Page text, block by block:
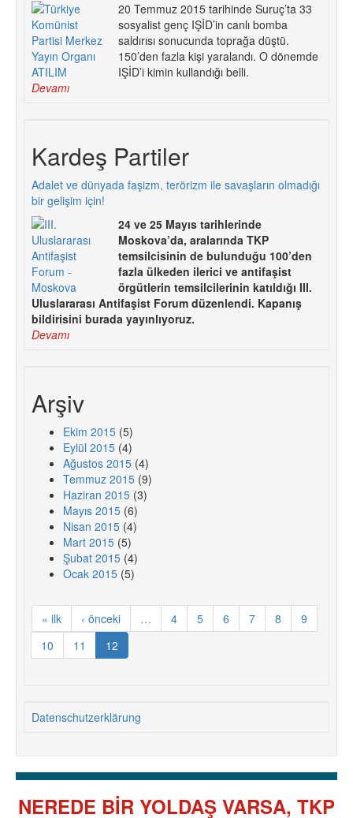
20 Temmuz 2015 tarihinde Suruç’ta 33
sosyalist genç IŞİD’in canlı bomba
saldırısı sonucunda toprağa düştü.
150’den fazla kişi yaralandı. O dönemde
IŞİD’i kimin kullandığı belli.
Devamı
Kardeş Partiler
Adalet ve dünyada faşizm, terörizm ile savaşların olmadığı
bir gelişim için!
24 ve 25 Mayıs tarihlerinde
Moskova’da, aralarında TKP
temsilcisinin de bulunduğu 100’den
fazla ülkeden ilerici ve antifaşist
örgütlerin temsilcilerinin katıldığı III.
Uluslararası Antifaşist Forum düzenlendi. Kapanış
bildirisini burada yayınlıyoruz.
Devamı
Arşiv
Ekim 2015 (5)
Eylül 2015 (4)
Ağustos 2015 (4)
Temmuz 2015 (9)
Haziran 2015 (3)
Mayıs 2015 (6)
Nisan 2015 (4)
Mart 2015 (5)
Şubat 2015 (4)
Ocak 2015 (5)
« ilk ‹ önceki … 4 5 6 7 8
9
10
11 12
Datenschutzerklärung
NEREDE BİR YOLDAŞ VARSA, TKP